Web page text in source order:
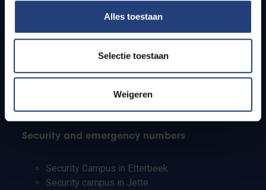
Alles toestaan
Selectie toestaan
Weigeren
Students
PhD students
Teachers and secondary schools
Working students
Security and emergency numbers
Security Campus in Etterbeek
Security campus in Jette